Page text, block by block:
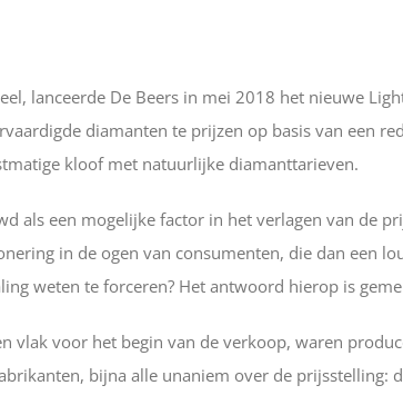
lanceerde De Beers in mei 2018 het nieuwe
diamanten te prijzen op basis van een
kloof met natuurlijke diamanttarieven.
als een mogelijke factor in het verlagen van de
in de ogen van consumenten, die dan een
weten te forceren? Het antwoord hierop is
vlak voor het begin van de verkoop, waren
bijna alle unaniem over de prijsstelling: